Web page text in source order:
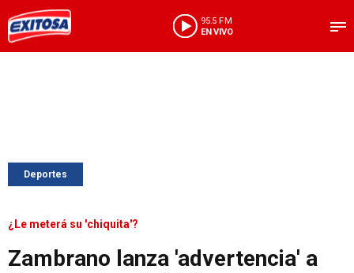
95.5 FM
EN VIVO
Deportes
¿Le meterá su 'chiquita'?
Zambrano lanza 'advertencia' a